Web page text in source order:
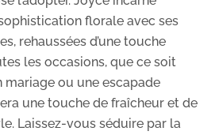
florale avec ses
rehaussées d’une touche
les occasions, que ce soit
ou une escapade
une touche de fraîcheur et de
Laissez-vous séduire par la